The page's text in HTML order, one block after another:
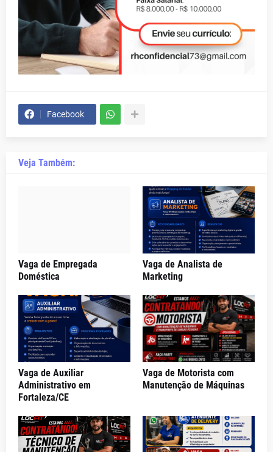
Facebook
Veja Também:
Vaga de Empregada
Doméstica
Vaga de Analista de
Marketing
Vaga de Auxiliar
Administrativo em
Fortaleza/CE
Vaga de Motorista com
Manutenção de Máquinas